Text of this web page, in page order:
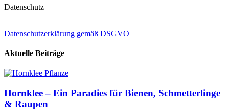
Datenschutz
Datenschutzerklärung gemäß DSGVO
Aktuelle Beiträge
Hornklee – Ein Paradies für Bienen, Schmetterlinge
& Raupen